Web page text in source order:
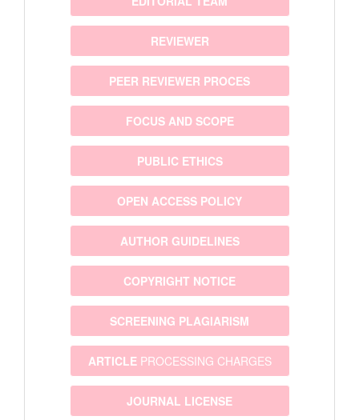
REVIEWER
PEER REVIEWER PROCES
FOCUS AND SCOPE
PUBLIC ETHICS
OPEN ACCESS POLICY
AUTHOR GUIDELINES
COPYRIGHT NOTICE
SCREENING PLAGIARISM
ARTICLEPROCESSING CHARGES
JOURNAL LICENSE